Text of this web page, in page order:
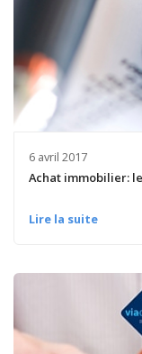
6 avril 2017
Achat immobilier:
Lire la suite